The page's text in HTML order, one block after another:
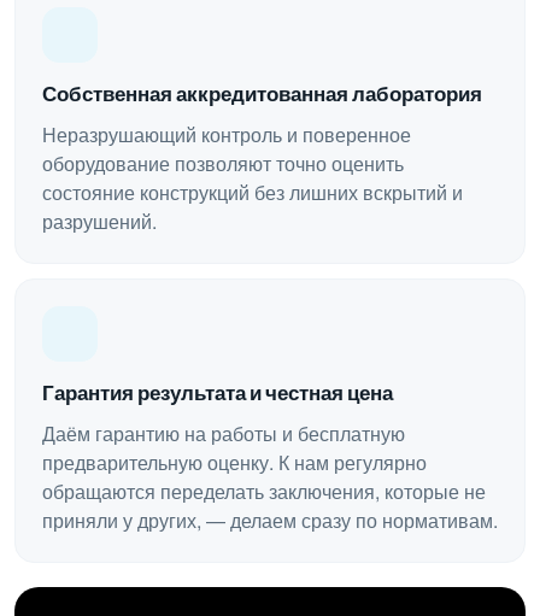
Собственная аккредитованная лаборатория
Неразрушающий контроль и поверенное
оборудование позволяют точно оценить
состояние конструкций без лишних вскрытий и
разрушений.
Гарантия результата и честная цена
Даём гарантию на работы и бесплатную
предварительную оценку. К нам регулярно
обращаются переделать заключения, которые не
приняли у других, — делаем сразу по нормативам.